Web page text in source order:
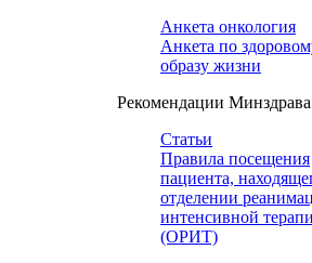
Анкета онкология
Анкета по
образу жизни
Рекомендации Минздрава
Статьи
Правила посещения
пациента,
отделении
интенсивной
(ОРИТ)